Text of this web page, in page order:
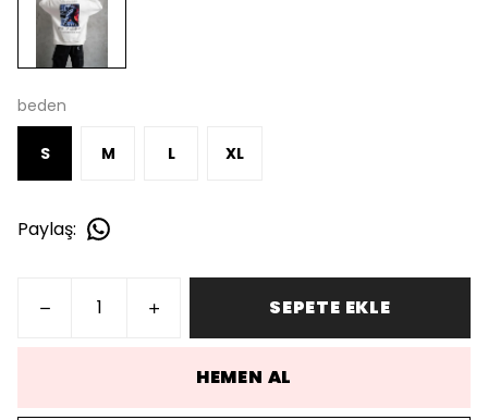
beden
S M L XL
Paylaş:
SEPETE EKLE
HEMEN AL